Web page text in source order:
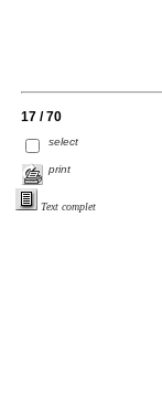
17 / 70
select
print
Text complet